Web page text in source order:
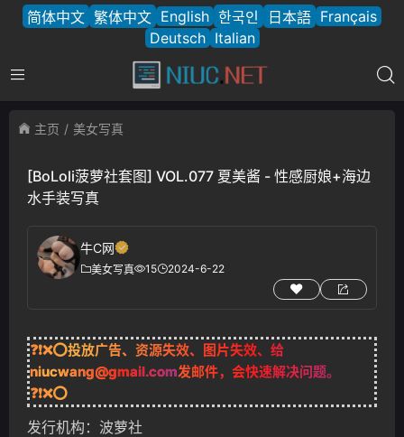
简体中文 繁体中文 English 한국인 日本語 Français
Deutsch Italian
主页 美女写真
[BoLoli菠萝社套图] VOL.077 夏美酱 - 性感厨娘+海边
水手装写真
牛C网
美女写真 15 2024-6-22
❓❗❌⭕投放广告、资源失效、图片失效、给
niucwang@gmail.com发邮件，会快速解决问题。
❓❗❌⭕
发行机构：波萝社